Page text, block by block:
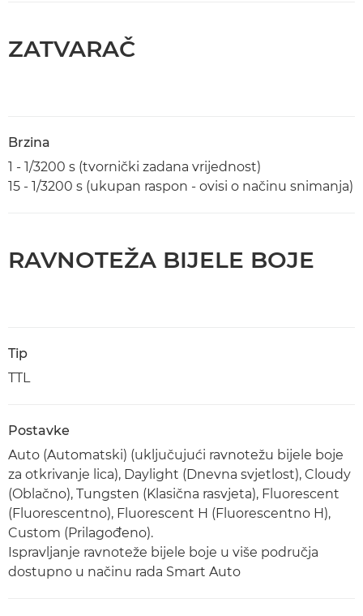
ZATVARAČ
Brzina
1 - 1/3200 s (tvornički zadana vrijednost)
15 - 1/3200 s (ukupan raspon - ovisi o načinu snimanja)
RAVNOTEŽA BIJELE BOJE
Tip
TTL
Postavke
Auto (Automatski) (uključujući ravnotežu bijele boje
za otkrivanje lica), Daylight (Dnevna svjetlost), Cloudy
(Oblačno), Tungsten (Klasična rasvjeta), Fluorescent
(Fluorescentno), Fluorescent H (Fluorescentno H),
Custom (Prilagođeno).
Ispravljanje ravnoteže bijele boje u više područja
dostupno u načinu rada Smart Auto